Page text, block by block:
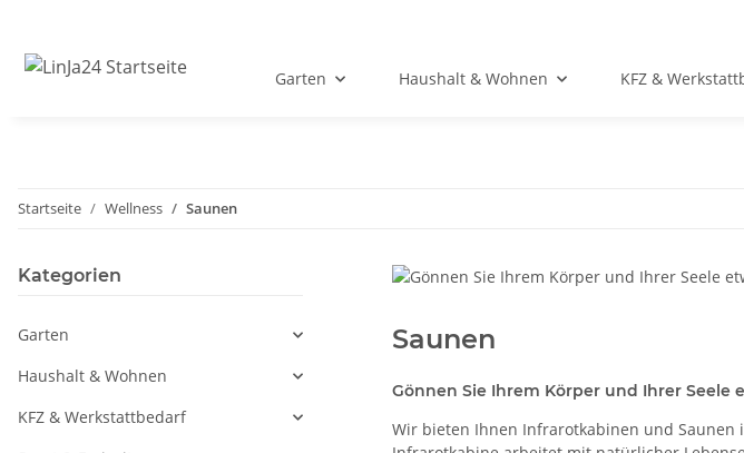
Garten Haushalt & Wohnen KFZ &
Startseite Wellness Saunen
Saunen
Gönnen Sie Ihrem Körper und Ihrer Seele
Wir bieten Ihnen Infrarotkabinen und Saunen
Kategorien
Garten
Haushalt & Wohnen
KFZ & Werkstattbedarf